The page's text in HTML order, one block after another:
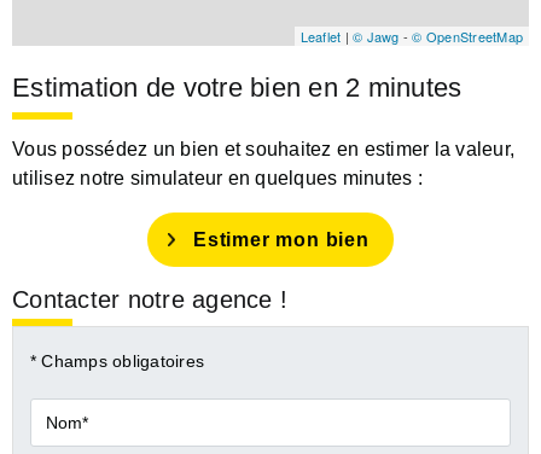
Leaflet | © Jawg -© OpenStreetMap
Estimation de votre bien en 2 minutes
Vous possédez un bien et souhaitez en estimer la valeur,
utilisez notre simulateur en quelques minutes :
Estimer mon bien
Contacter notre agence !
* Champs obligatoires
Nom*